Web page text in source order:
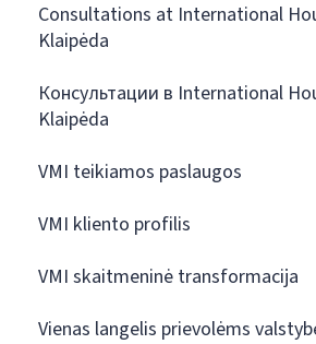
Consultations at International
Klaipėda
Консультации в International
Klaipėda
VMI teikiamos paslaugos
VMI kliento profilis
VMI skaitmeninė transformacija
Vienas langelis prievolėms